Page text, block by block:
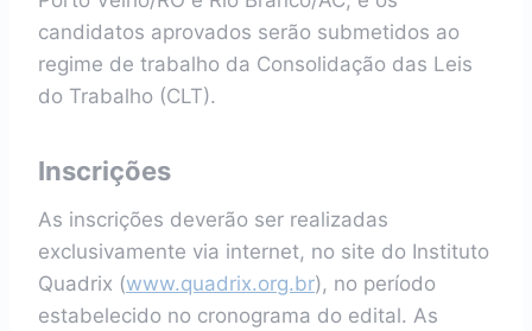
candidatos aprovados serão submetidos ao
regime de trabalho da Consolidação das Leis
do Trabalho (CLT).
Inscrições
As inscrições deverão ser realizadas
exclusivamente via internet, no site do Instituto
Quadrix (www.quadrix.org.br), no período
estabelecido no cronograma do edital. As